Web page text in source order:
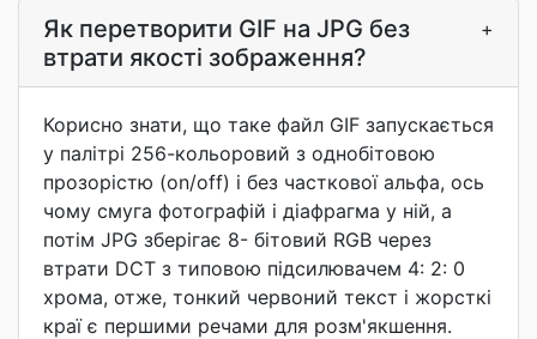
Як перетворити GIF на JPG без
втрати якості зображення?
+
Корисно знати, що таке файл GIF запускається
у палітрі 256-кольоровий з однобітовою
прозорістю (on/off) і без часткової альфа, ось
чому смуга фотографій і діафрагма у ній, а
потім JPG зберігає 8- бітовий RGB через
втрати DCT з типовою підсилювачем 4: 2: 0
хрома, отже, тонкий червоний текст і жорсткі
краї є першими речами для розм'якшення.